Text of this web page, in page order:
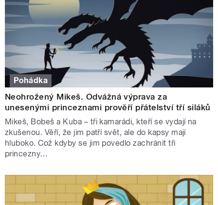
Pohádka
Neohrožený Mikeš. Odvážná výprava za
unesenými princeznami prověří přátelství tří siláků
Mikeš, Bobeš a Kuba – tři kamarádi, kteří se vydají na
zkušenou. Věří, že jim patří svět, ale do kapsy mají
hluboko. Což kdyby se jim povedlo zachránit tři
princezny…